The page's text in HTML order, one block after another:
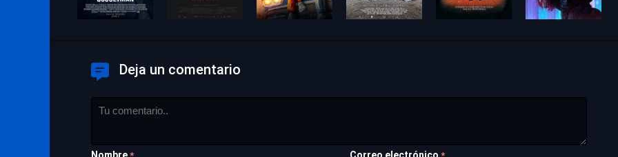
Deja un comentario